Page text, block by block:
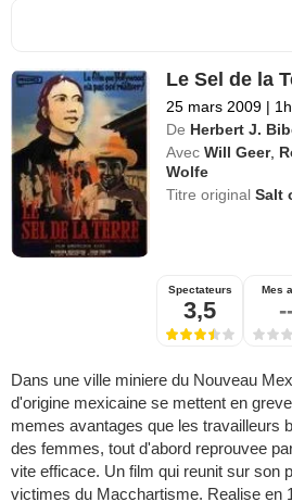
Le Sel de la
25 mars 2009 |
De Herbert J.
Avec Will Geer,
Wolfe
Titre originalSalt
Spectateurs
3,5
Mes
Dans une ville miniere du Nouveau
d'origine mexicaine se mettent en
memes avantages que les travailleurs
des femmes, tout d'abord reprouvee
vite efficace. Un film qui reunit sur son
victimes du Macchartisme. Realise en